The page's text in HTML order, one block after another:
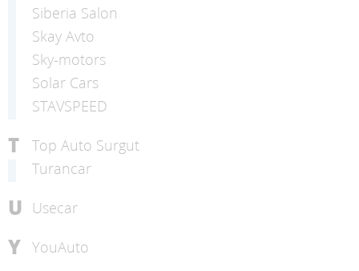
Siberia Salon
Skay Avto
Sky-motors
Solar Cars
STAVSPEED
T
Top Auto Surgut
Turancar
U Usecar
Y YouAuto